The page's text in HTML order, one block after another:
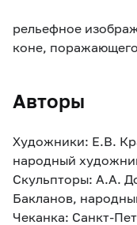
рельефное
коне,
Авторы
Художники: Е.В.
народный
Скульпторы: А.А.
Бакланов,
Чеканка: Санкт-